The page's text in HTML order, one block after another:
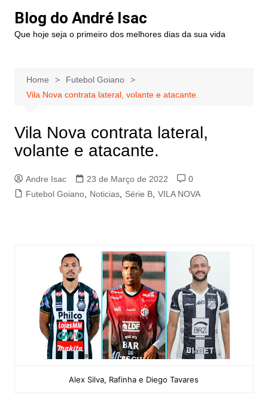
Blog do André Isac
Que hoje seja o primeiro dos melhores dias da sua vida
Home
Futebol Goiano
Vila Nova contrata lateral, volante e atacante.
Vila Nova contrata lateral,
volante e atacante.
Andre Isac 23 de Março de 2022
0
Futebol Goiano, Noticias, Série B, VILA NOVA
Alex Silva, Rafinha e Diego Tavares